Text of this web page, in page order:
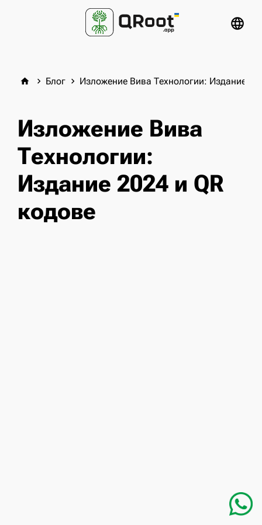
language
home keyboard_arrow_right Блог keyboard_arrow_right Изложение Вива Технологии: Издание
Изложение Вива
Технологии:
Издание 2024 и QR
кодове